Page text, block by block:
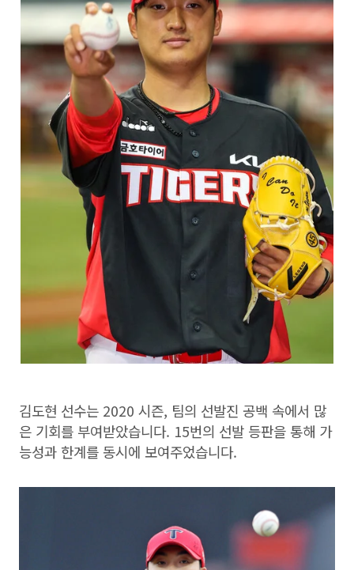
김도현 선수는 2020 시즌, 팀의 선발진 공백 속에서 많
은 기회를 부여받았습니다. 15번의 선발 등판을 통해 가
능성과 한계를 동시에 보여주었습니다.